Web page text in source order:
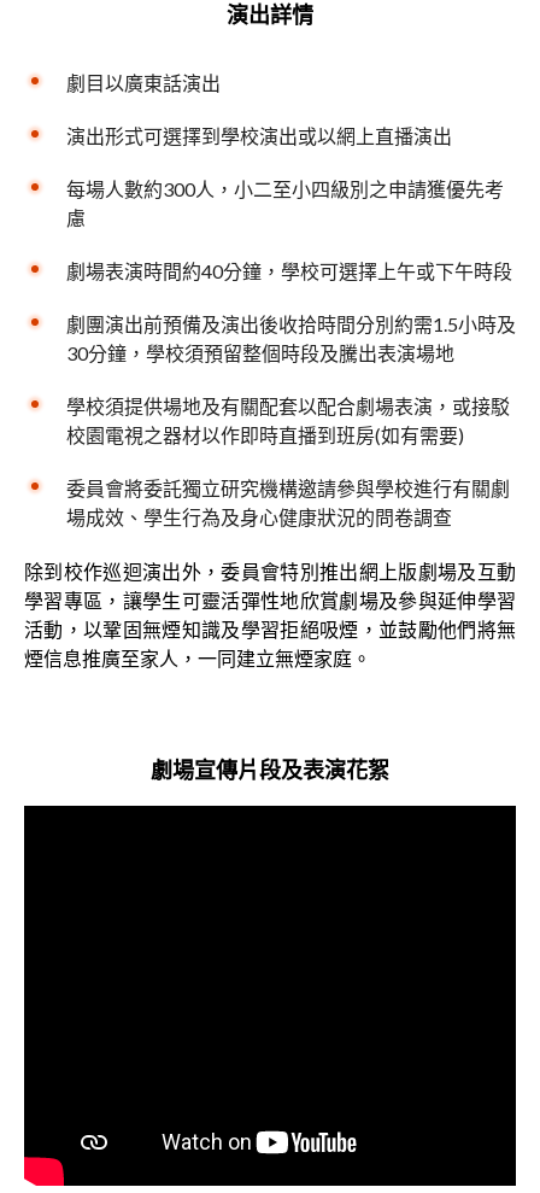
演出詳情
劇目以廣東話演出
演出形式可選擇到學校演出或以網上直播演出
每場人數約300人，小二至小四級別之申請獲優先考
慮
劇場表演時間約40分鐘，學校可選擇上午或下午時段
劇團演出前預備及演出後收拾時間分別約需1.5小時及
30分鐘，學校須預留整個時段及騰出表演場地
學校須提供場地及有關配套以配合劇場表演，或接駁
校園電視之器材以作即時直播到班房(如有需要)
委員會將委託獨立研究機構邀請參與學校進行有關劇
場成效、學生行為及身心健康狀況的問卷調查
除到校作巡迴演出外，委員會特別推出網上版劇場及互動
學習專區，讓學生可靈活彈性地欣賞劇場及參與延伸學習
活動，以鞏固無煙知識及學習拒絕吸煙，並鼓勵他們將無
煙信息推廣至家人，一同建立無煙家庭。
劇場宣傳片段及表演花絮